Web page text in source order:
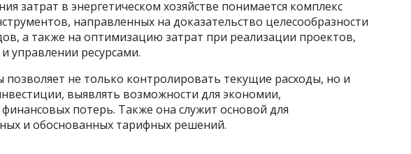
затрат в энергетическом хозяйстве понимается комплекс
направленных на доказательство целесообразности
а также на оптимизацию затрат при реализации проектов,
управлении ресурсами.
позволяет не только контролировать текущие расходы, но и
выявлять возможности для экономии,
потерь. Также она служит основой для
и обоснованных тарифных решений.